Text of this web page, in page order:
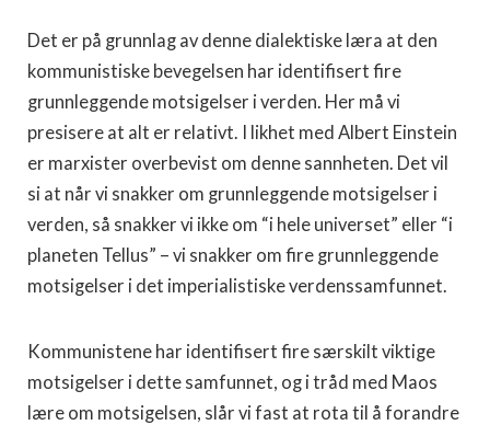
Det er på grunnlag av denne dialektiske læra at den
kommunistiske bevegelsen har identifisert fire
grunnleggende motsigelser i verden. Her må vi
presisere at alt er relativt. I likhet med Albert Einstein
er marxister overbevist om denne sannheten. Det vil
si at når vi snakker om grunnleggende motsigelser i
verden, så snakker vi ikke om “i hele universet” eller “i
planeten Tellus” – vi snakker om fire grunnleggende
motsigelser i det imperialistiske verdenssamfunnet.
Kommunistene har identifisert fire særskilt viktige
motsigelser i dette samfunnet, og i tråd med Maos
lære om motsigelsen, slår vi fast at rota til å forandre